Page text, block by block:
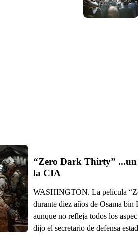
“Zero Dark Thirty” ...un
la CIA
WASHINGTON. La película
durante diez años de Osama bin
aunque no refleja todos los
dijo el secretario de defensa